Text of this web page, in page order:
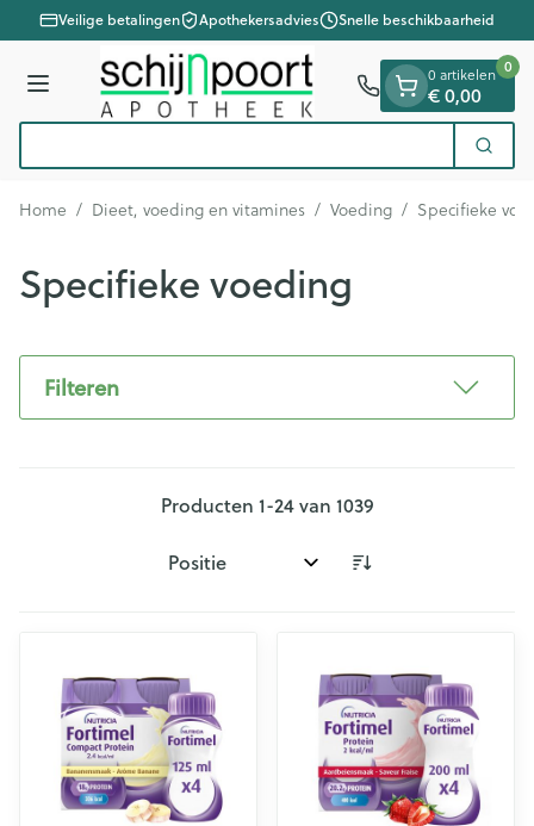
Ga naar de inhoud
1 van 1Veilige betalingen Apothekersadvies Snelle beschikbaarheid
Menu
Zoek
0 artikelen
€ 0,00
0
Home / Dieet, voeding en vitamines / Voeding / Specifieke
Specifieke voeding
Filteren
Producten 1-24van 1039
Sorteer op: